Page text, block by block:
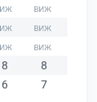
8 8
6 7